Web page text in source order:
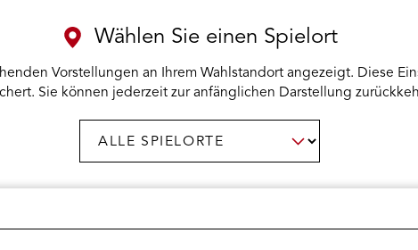
Wählen Sie einen Spielort
Vorstellungen an Ihrem Wahlstandort angezeigt. Diese
Sie können jederzeit zur anfänglichen Darstellung